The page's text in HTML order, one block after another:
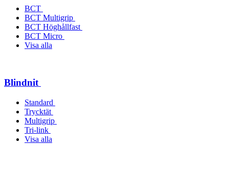
BCT
BCT Multigrip
BCT Höghållfast
BCT Micro
Visa alla
Blindnit
Standard
Trycktät
Multigrip
Tri-link
Visa alla